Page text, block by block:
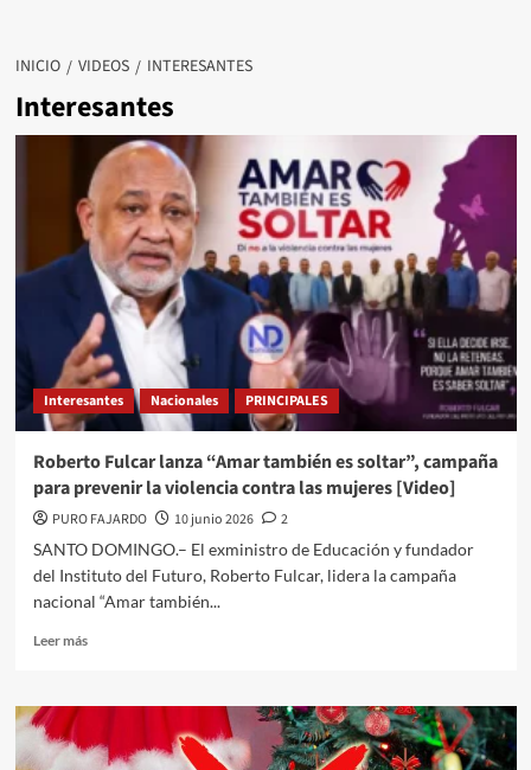
INICIO VIDEOS INTERESANTES
Interesantes
Interesantes Nacionales PRINCIPALES
Roberto Fulcar lanza “Amar también es soltar”, campaña
para prevenir la violencia contra las mujeres [Video]
PURO FAJARDO 10 junio 2026
2
SANTO DOMINGO.– El exministro de Educación y fundador
del Instituto del Futuro, Roberto Fulcar, lidera la campaña
nacional “Amar también...
Leer más